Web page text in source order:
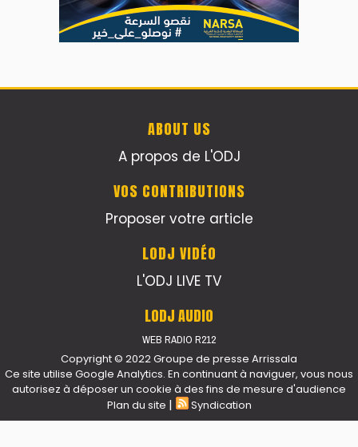
ABOUT US
A propos de L'ODJ
VOS CONTRIBUTIONS
Proposer votre article
LODJ VIDÉO
L'ODJ LIVE TV
LODJ AUDIO
WEB RADIO R212
Copyright © 2022 Groupe de presse Arrissala
Ce site utilise Google Analytics. En continuant à naviguer, vous nous
autorisez à déposer un cookie à des fins de mesure d'audience
Plan du site | Syndication